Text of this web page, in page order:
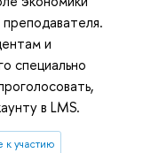
и
специально
в LMS.
участию